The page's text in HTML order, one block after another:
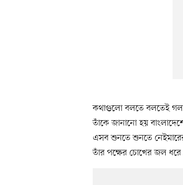
কথাগুলো বলতে বলতেই গলা
তাঁকে জানানো হয়
এসব শুনতে শুনতে
তাঁর পক্ষের চোখের জল ধরে